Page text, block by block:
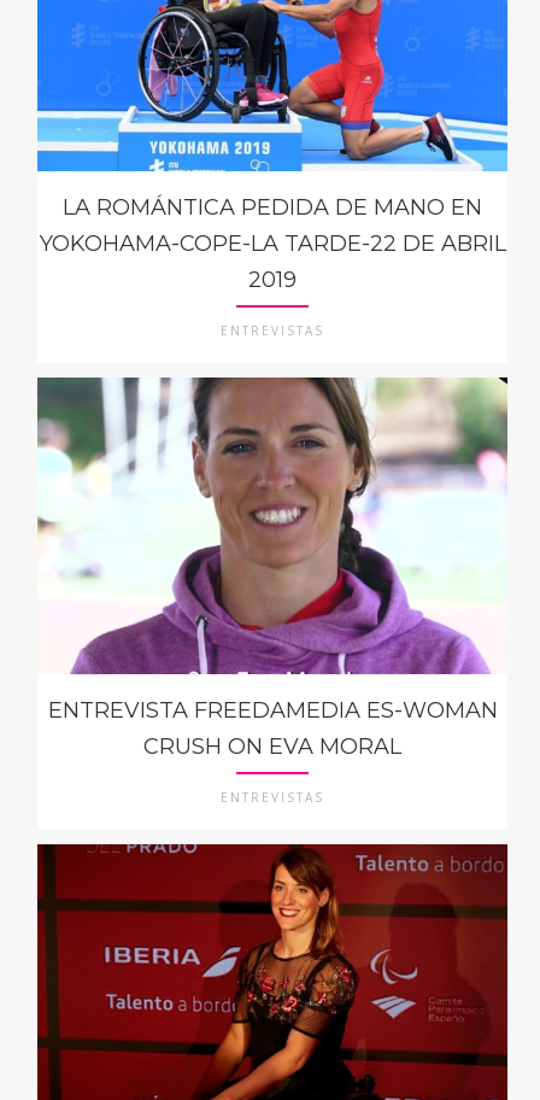
LA ROMÁNTICA PEDIDA DE MANO EN
YOKOHAMA-COPE-LA TARDE-22 DE ABRIL
2019
ENTREVISTAS
ENTREVISTA FREEDAMEDIA ES-WOMAN
CRUSH ON EVA MORAL
ENTREVISTAS